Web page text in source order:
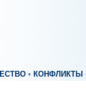
• КОНФЛИКТЫ